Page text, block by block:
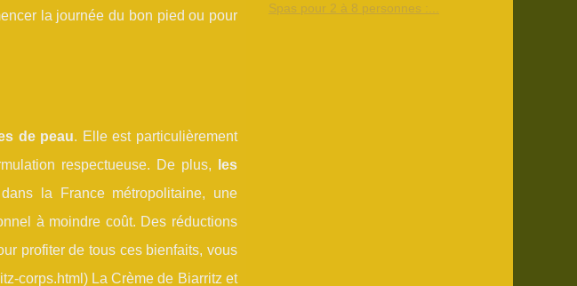
la journée du bon pied ou pour
de peau. Elle est particulièrement
respectueuse. De plus,
les
la France métropolitaine, une
à moindre coût. Des réductions
profiter de tous ces bienfaits, vous
corps.html) La Crème de Biarritz et
Spas pour 2 à 8 personnes :...